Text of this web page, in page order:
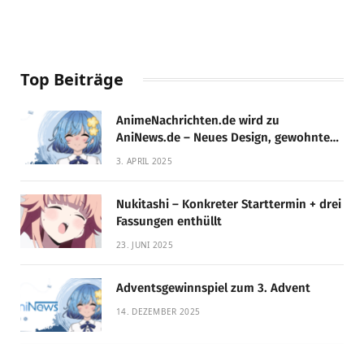
Top Beiträge
AnimeNachrichten.de wird zu
AniNews.de – Neues Design, gewohnte
Qualität!
3. APRIL 2025
Nukitashi – Konkreter Starttermin + drei
Fassungen enthüllt
23. JUNI 2025
Adventsgewinnspiel zum 3. Advent
14. DEZEMBER 2025